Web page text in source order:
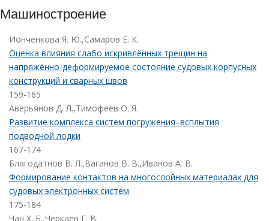
Машиностроение
Ионченкова Я. Ю.,Самаров Е. К.
Оценка влияния слабо искривлённых трещин на
напряжённо-деформируемое состояние судовых корпусных
конструкций и сварных швов
159-165
Аверьянов Д. Л.,Тимофеев О. Я.
Развитие комплекса систем погружения–всплытия
подводной лодки
167-174
Благодатнов В. Л.,Ваганов В. В.,Иванов А. В.
Формирование контактов на многослойных материалах для
судовых электронных систем
175-184
Чан Х. Б.,Черкаев Г. В.